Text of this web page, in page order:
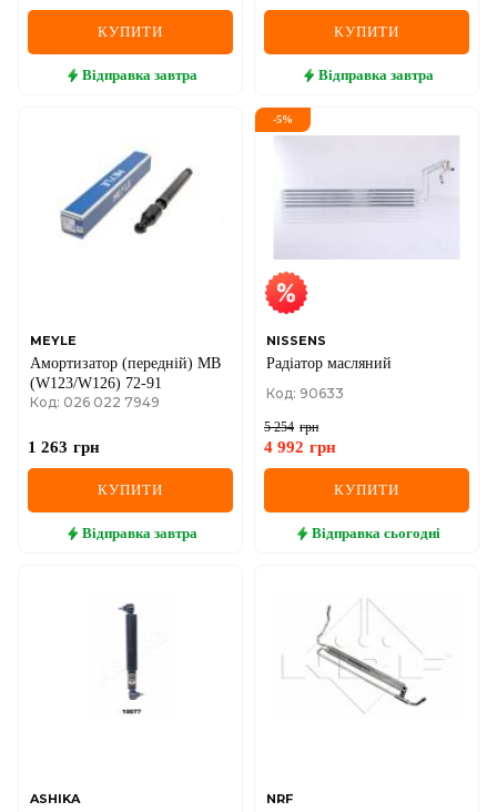
КУПИТИ
Відправка завтра
КУПИТИ
Відправка завтра
MEYLE
Амортизатор (передній) MB
(W123/W126) 72-91
Код: 026 022 7949
1 263 грн
КУПИТИ
Відправка завтра
-5%
NISSENS
Радіатор масляний
Код: 90633
5 254 грн
4 992 грн
КУПИТИ
Відправка сьогодні
ASHIKA NRF